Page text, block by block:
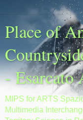
Place of
- Esarcato
MIPS for ARTS
Multimedia